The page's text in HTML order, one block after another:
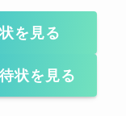
状を見る
状を見る